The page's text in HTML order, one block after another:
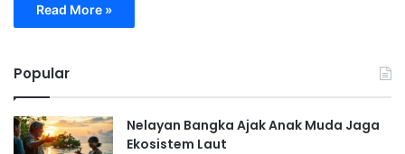
Read More »
Popular
Nelayan Bangka Ajak Anak Muda Jaga
Ekosistem Laut